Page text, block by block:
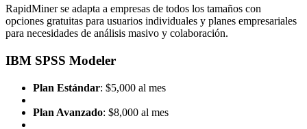
RapidMiner se adapta a empresas de todos los tamaños con
opciones gratuitas para usuarios individuales y planes empresariales
para necesidades de análisis masivo y colaboración.
IBM SPSS Modeler
Plan Estándar: $5,000 al mes
Plan Avanzado: $8,000 al mes